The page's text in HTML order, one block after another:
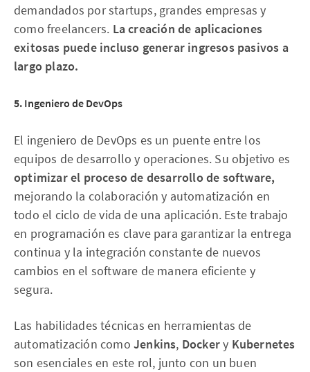
demandados por startups, grandes empresas y
como freelancers. La creación de aplicaciones
exitosas puede incluso generar ingresos pasivos a
largo plazo.
5. Ingeniero de DevOps
El ingeniero de DevOps es un puente entre los
equipos de desarrollo y operaciones. Su objetivo es
optimizar el proceso de desarrollo de software,
mejorando la colaboración y automatización en
todo el ciclo de vida de una aplicación. Este trabajo
en programación es clave para garantizar la entrega
continua y la integración constante de nuevos
cambios en el software de manera eficiente y
segura.
Las habilidades técnicas en herramientas de
automatización como Jenkins, Dockery Kubernetes
son esenciales en este rol, junto con un buen